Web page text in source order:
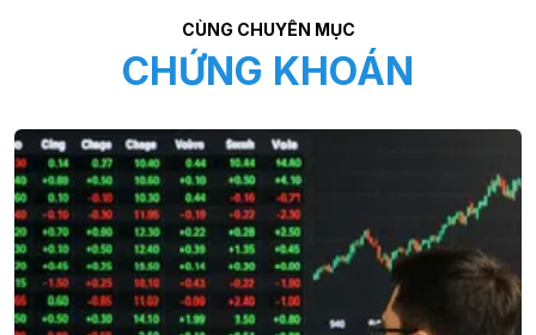
CÙNG CHUYÊN MỤC
CHỨNG KHOÁN